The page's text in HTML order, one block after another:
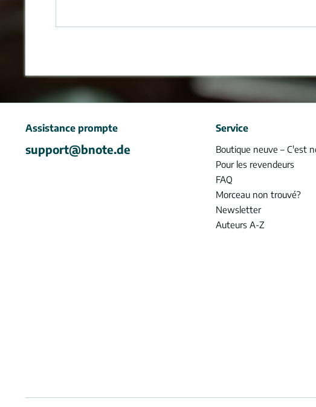
Assistance prompte
support@bnote.de
Service
Boutique neuve – C'est
Pour les revendeurs
FAQ
Morceau non trouvé?
Newsletter
Auteurs A-Z